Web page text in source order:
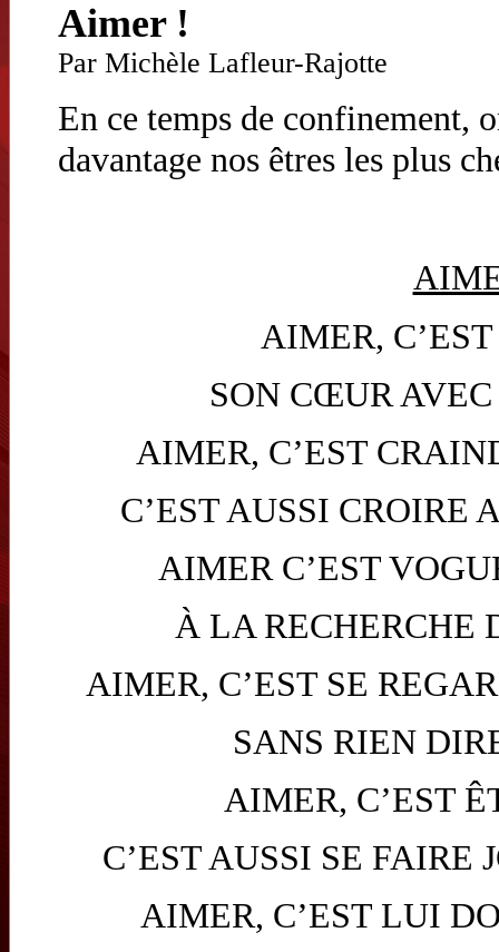
Aimer !
Par Michèle Lafleur-Rajotte
En ce temps de confinement,
davantage nos êtres les plus
AIMER,
SON CŒUR
AIMER, C’EST
C’EST AUSSI CROIRE
AIMER C’EST
À LA RECHERCHE
AIMER, C’EST SE
SANS RIEN
AIMER, C’EST
C’EST AUSSI SE FAIRE
AIMER, C’EST LUI